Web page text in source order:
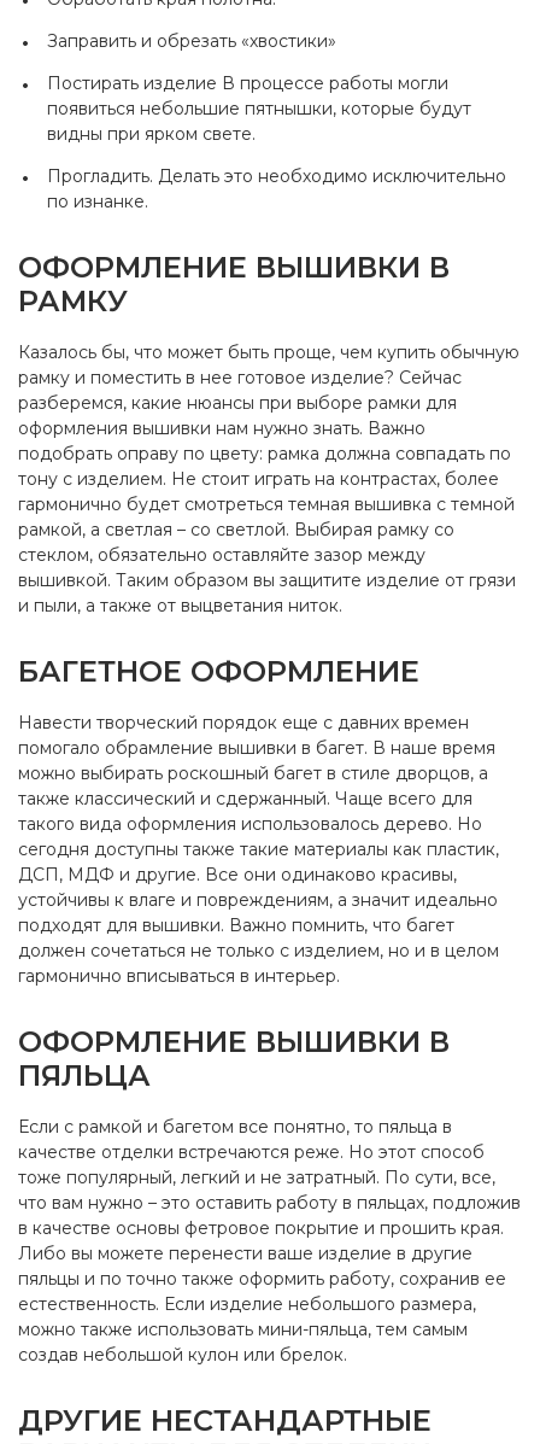
Заправить и обрезать «хвостики»
Постирать изделие В процессе работы могли
появиться небольшие пятнышки, которые будут
видны при ярком свете.
Прогладить. Делать это необходимо исключительно
по изнанке.
ОФОРМЛЕНИЕ ВЫШИВКИ В
РАМКУ
Казалось бы, что может быть проще, чем купить обычную
рамку и поместить в нее готовое изделие? Сейчас
разберемся, какие нюансы при выборе рамки для
оформления вышивки нам нужно знать. Важно
подобрать оправу по цвету: рамка должна совпадать по
тону с изделием. Не стоит играть на контрастах, более
гармонично будет смотреться темная вышивка с темной
рамкой, а светлая – со светлой. Выбирая рамку со
стеклом, обязательно оставляйте зазор между
вышивкой. Таким образом вы защитите изделие от грязи
и пыли, а также от выцветания ниток.
БАГЕТНОЕ ОФОРМЛЕНИЕ
Навести творческий порядок еще с давних времен
помогало обрамление вышивки в багет. В наше время
можно выбирать роскошный багет в стиле дворцов, а
также классический и сдержанный. Чаще всего для
такого вида оформления использовалось дерево. Но
сегодня доступны также такие материалы как пластик,
ДСП, МДФ и другие. Все они одинаково красивы,
устойчивы к влаге и повреждениям, а значит идеально
подходят для вышивки. Важно помнить, что багет
должен сочетаться не только с изделием, но и в целом
гармонично вписываться в интерьер.
ОФОРМЛЕНИЕ ВЫШИВКИ В
ПЯЛЬЦА
Если с рамкой и багетом все понятно, то пяльца в
качестве отделки встречаются реже. Но этот способ
тоже популярный, легкий и не затратный. По сути, все,
что вам нужно – это оставить работу в пяльцах, подложив
в качестве основы фетровое покрытие и прошить края.
Либо вы можете перенести ваше изделие в другие
пяльцы и по точно также оформить работу, сохранив ее
естественность. Если изделие небольшого размера,
можно также использовать мини-пяльца, тем самым
создав небольшой кулон или брелок.
ДРУГИЕ НЕСТАНДАРТНЫЕ